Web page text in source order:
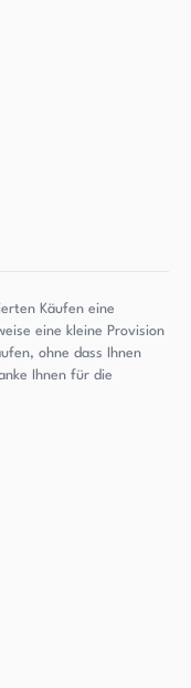
Käufen eine
eine kleine Provision
ohne dass Ihnen
Ihnen für die